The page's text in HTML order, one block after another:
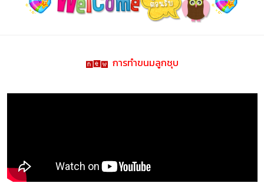
การทำขนมลูกชุบ